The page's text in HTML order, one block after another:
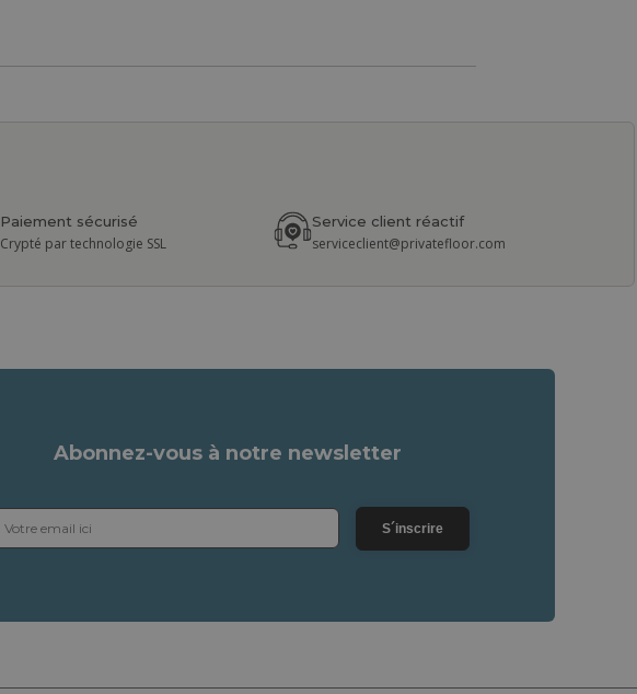
Paiement sécurisé
Crypté par technologie SSL
Service client réactif
serviceclient@privatefloor.com
Abonnez-vous à notre newsletter
S´inscrire